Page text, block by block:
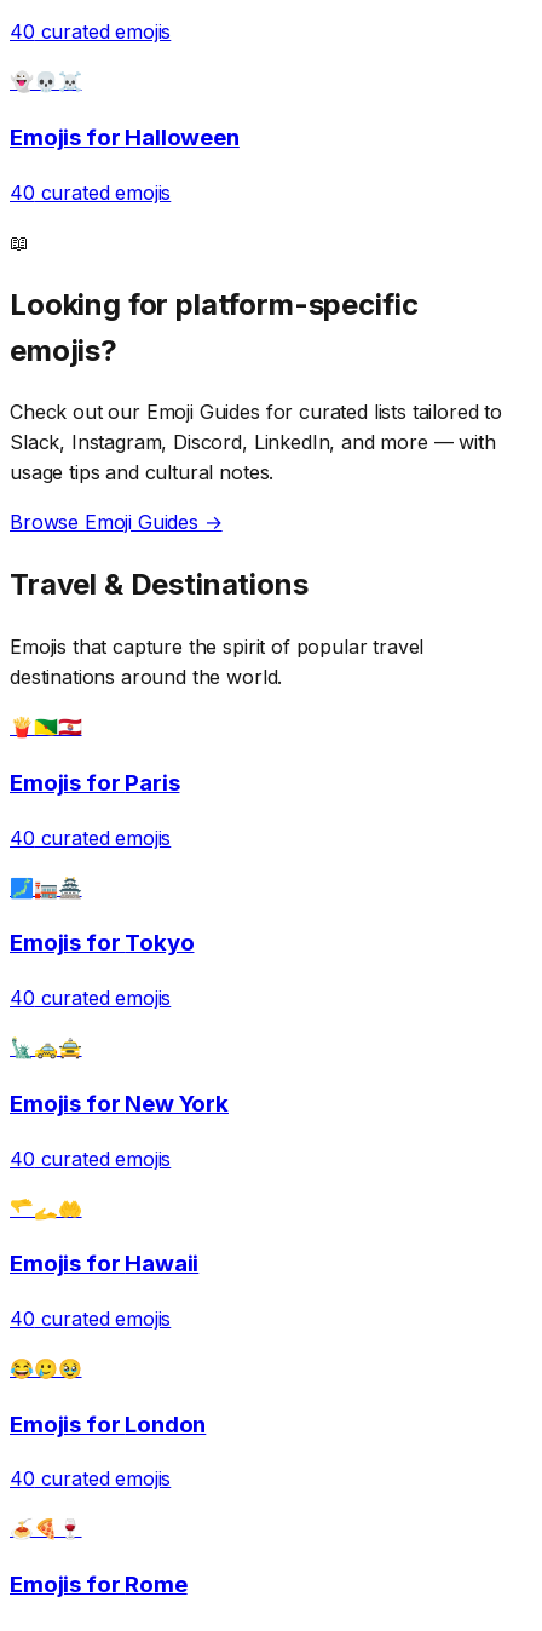
40 curated emojis
👻💀☠️
Emojis for Halloween
40 curated emojis
📖
Looking for platform-specific
emojis?
Check out our Emoji Guides for curated lists tailored to
Slack, Instagram, Discord, LinkedIn, and more — with
usage tips and cultural notes.
Browse Emoji Guides →
Travel & Destinations
Emojis that capture the spirit of popular travel
destinations around the world.
🍟🇬🇫🇵🇫
Emojis for Paris
40 curated emojis
🗾🏣🏯
Emojis for Tokyo
40 curated emojis
🗽🚕🚖
Emojis for New York
40 curated emojis
🫳🫴🤲
Emojis for Hawaii
40 curated emojis
😂🥲🥹
Emojis for London
40 curated emojis
🍝🍕🍷
Emojis for Rome